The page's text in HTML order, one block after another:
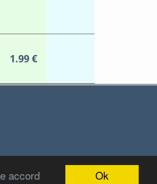
Ok
accord
1.99 €
(29/06/2022)